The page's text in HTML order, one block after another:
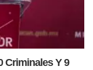
Criminales Y 9